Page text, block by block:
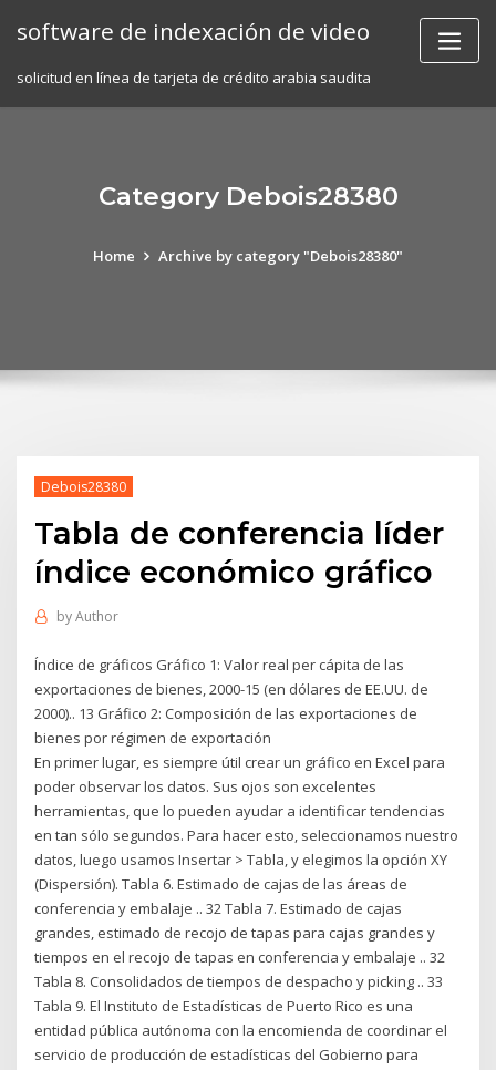
software de indexación de video
solicitud en línea de tarjeta de crédito arabia saudita
Category Debois28380
Home Archive by category "Debois28380"
Debois28380
Tabla de conferencia líder
índice económico gráfico
byAuthor
Índice de gráficos Gráfico 1: Valor real per cápita de las
exportaciones de bienes, 2000-15 (en dólares de EE.UU. de
2000).. 13 Gráfico 2: Composición de las exportaciones de
bienes por régimen de exportación
En primer lugar, es siempre útil crear un gráfico en Excel para
poder observar los datos. Sus ojos son excelentes
herramientas, que lo pueden ayudar a identificar tendencias
en tan sólo segundos. Para hacer esto, seleccionamos nuestro
datos, luego usamos Insertar > Tabla, y elegimos la opción XY
(Dispersión). Tabla 6. Estimado de cajas de las áreas de
conferencia y embalaje .. 32 Tabla 7. Estimado de cajas
grandes, estimado de recojo de tapas para cajas grandes y
tiempos en el recojo de tapas en conferencia y embalaje .. 32
Tabla 8. Consolidados de tiempos de despacho y picking .. 33
Tabla 9. El Instituto de Estadísticas de Puerto Rico es una
entidad pública autónoma con la encomienda de coordinar el
servicio de producción de estadísticas del Gobierno para